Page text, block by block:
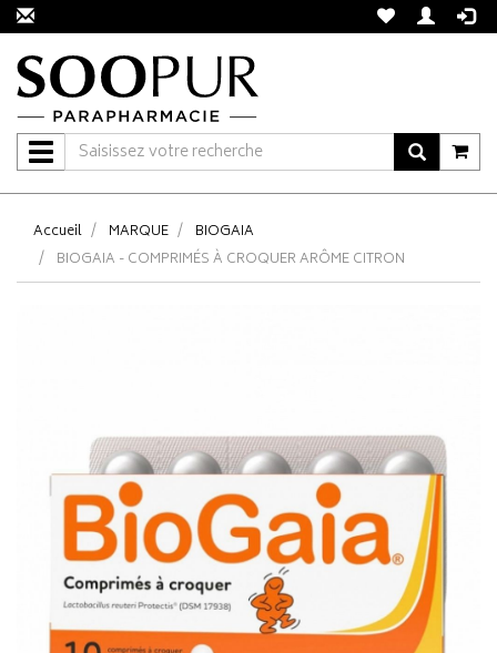
Navigation
Accueil MARQUE
BIOGAIA
BIOGAIA - COMPRIMÉS À CROQUER ARÔME CITRON